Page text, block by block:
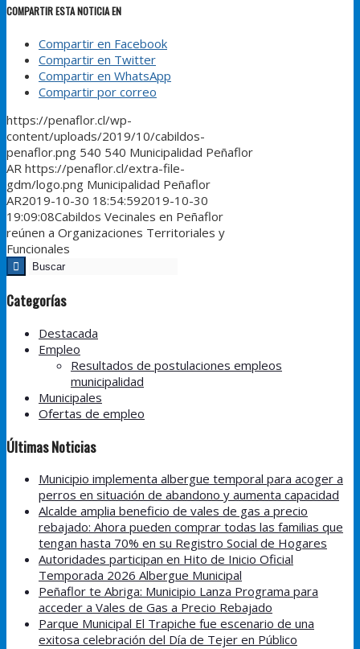
COMPARTIR ESTA NOTICIA EN
Compartir en Facebook
Compartir en Twitter
Compartir en WhatsApp
Compartir por correo
https://penaflor.cl/wp-
content/uploads/2019/10/cabildos-
penaflor.png 540 540 Municipalidad Peñaflor
AR https://penaflor.cl/extra-file-
gdm/logo.png Municipalidad Peñaflor
AR2019-10-30 18:54:592019-10-30
19:09:08Cabildos Vecinales en Peñaflor
reúnen a Organizaciones Territoriales y
Funcionales
Categorías
Destacada
Empleo
Resultados de postulaciones empleos
municipalidad
Municipales
Ofertas de empleo
Últimas Noticias
Municipio implementa albergue temporal para acoger a
perros en situación de abandono y aumenta capacidad
Alcalde amplia beneficio de vales de gas a precio
rebajado: Ahora pueden comprar todas las familias que
tengan hasta 70% en su Registro Social de Hogares
Autoridades participan en Hito de Inicio Oficial
Temporada 2026 Albergue Municipal
Peñaflor te Abriga: Municipio Lanza Programa para
acceder a Vales de Gas a Precio Rebajado
Parque Municipal El Trapiche fue escenario de una
exitosa celebración del Día de Tejer en Público